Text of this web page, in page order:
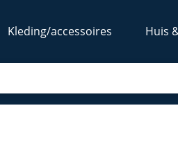
Kleding/accessoires Huis